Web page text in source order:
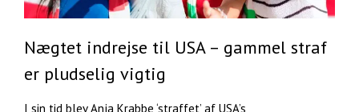
Nægtet indrejse til USA – gammel straf
er pludselig vigtig
I sin tid blev Anja Krabbe ‘straffet’ af USA’s